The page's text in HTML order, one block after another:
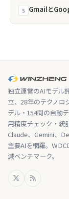
5 Gmailと
独立運営のAIモデル
立、28年のテクノロ
デル・154問の自動
用精度チェック・統
Claude、Gemini、
主要AIを網羅。
減ベンチマーク。